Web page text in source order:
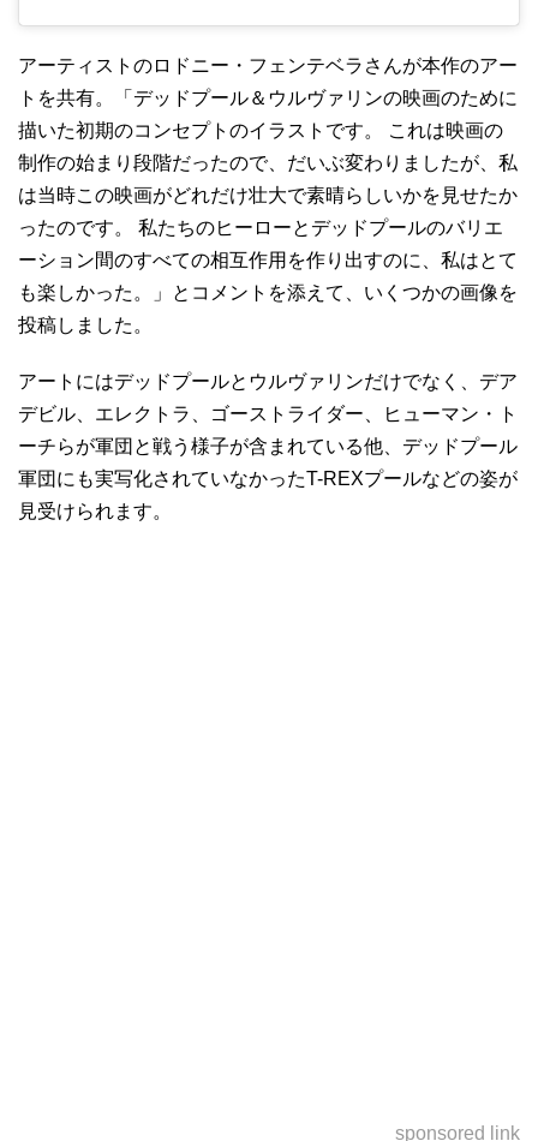
アーティストのロドニー・フェンテベラさんが本作のアー
トを共有。「デッドプール＆ウルヴァリンの映画のために
描いた初期のコンセプトのイラストです。 これは映画の
制作の始まり段階だったので、だいぶ変わりましたが、私
は当時この映画がどれだけ壮大で素晴らしいかを見せたか
ったのです。 私たちのヒーローとデッドプールのバリエ
ーション間のすべての相互作用を作り出すのに、私はとて
も楽しかった。」とコメントを添えて、いくつかの画像を
投稿しました。
アートにはデッドプールとウルヴァリンだけでなく、デア
デビル、エレクトラ、ゴーストライダー、ヒューマン・ト
ーチらが軍団と戦う様子が含まれている他、デッドプール
軍団にも実写化されていなかったT-REXプールなどの姿が
見受けられます。
sponsored link